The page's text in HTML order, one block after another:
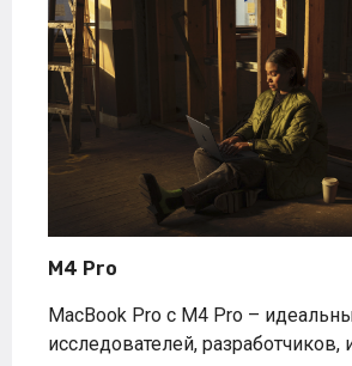
M4 Pro
MacBook Pro с M4 Pro –
исследователей,